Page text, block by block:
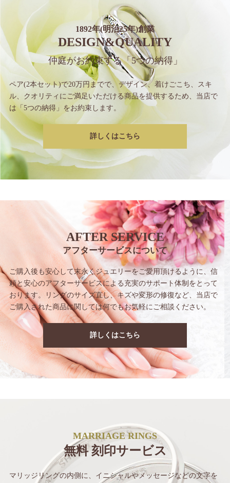
1892年(明治25年)創業
DESIGN&QUALITY
仲庭がお約束する「5つの納得」
ペア(2本セット)で20万円までで、 デザイン、着けごこち、スキ
ル、クオリティにご満足いただける商品を提供するため、 当店で
は「5つの納得」をお約束します。
詳しくはこちら
AFTER SERVICE
アフターサービスについて
ご購入後も安心して末永くジュエリーをご愛用頂けるように、信
頼と安心のアフターサービスによる充実のサポート体制をとって
おります。
リングのサイズ直し、キズや変形の修復など、 当店で
ご購入された商品に関しては何でもお気軽にご相談ください。
詳しくはこちら
MARRIAGE RINGS
無料 刻印サービス
マリッジリングの内側に、イニシャルやメッセージなどの文字を